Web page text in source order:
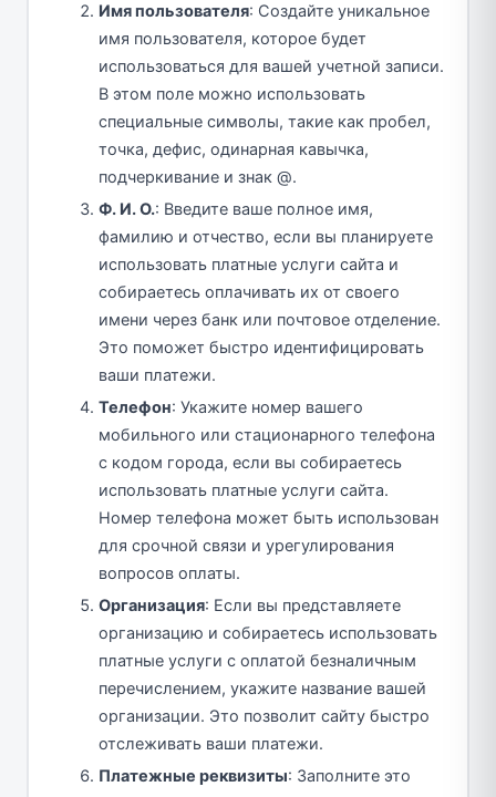
Имя пользователя: Создайте уникальное
имя пользователя, которое будет
использоваться для вашей учетной записи.
В этом поле можно использовать
специальные символы, такие как пробел,
точка, дефис, одинарная кавычка,
подчеркивание и знак @.
Ф. И. О.: Введите ваше полное имя,
фамилию и отчество, если вы планируете
использовать платные услуги сайта и
собираетесь оплачивать их от своего
имени через банк или почтовое отделение.
Это поможет быстро идентифицировать
ваши платежи.
Телефон: Укажите номер вашего
мобильного или стационарного телефона
с кодом города, если вы собираетесь
использовать платные услуги сайта.
Номер телефона может быть использован
для срочной связи и урегулирования
вопросов оплаты.
Организация: Если вы представляете
организацию и собираетесь использовать
платные услуги с оплатой безналичным
перечислением, укажите название вашей
организации. Это позволит сайту быстро
отслеживать ваши платежи.
Платежные реквизиты: Заполните это